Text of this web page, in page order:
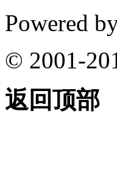
Powered
© 2001-
返回顶部